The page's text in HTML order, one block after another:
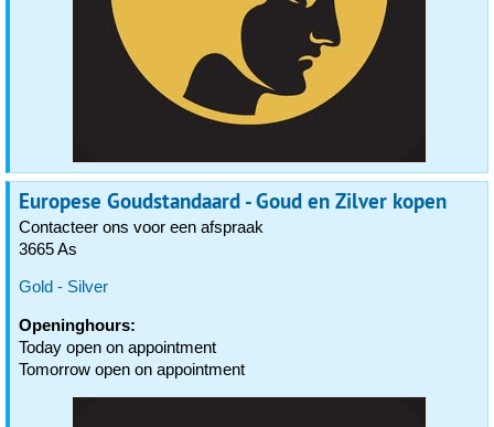
Europese Goudstandaard - Goud en Zilver kopen
Contacteer ons voor een afspraak
3665 As
Gold - Silver
Openinghours:
Today open on appointment
Tomorrow open on appointment